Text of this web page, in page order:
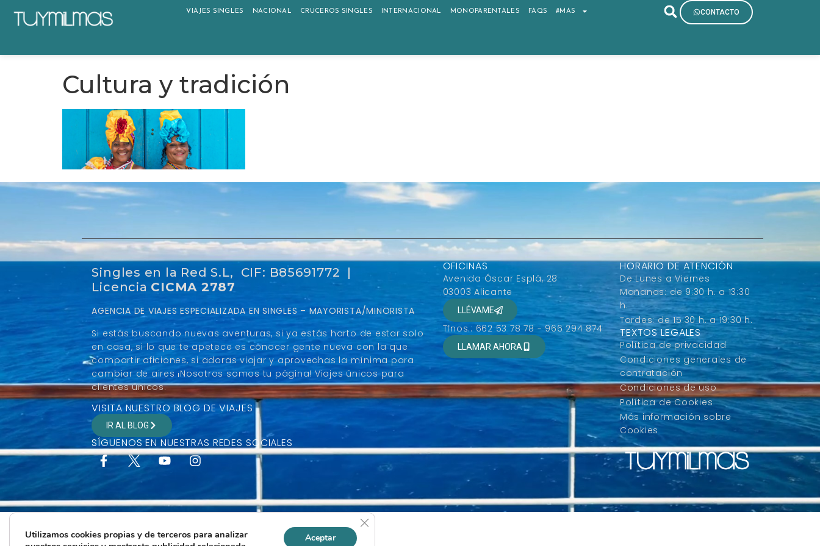
VIAJES SINGLES NACIONAL CRUCEROS SINGLES INTERNACIONAL MONOPARENTALES FAQS #MAS CONTACTO
Cultura y tradición
Singles en la Red S.L, CIF: B85691772 |
Licencia CICMA 2787
AGENCIA DE VIAJES ESPECIALIZADA EN SINGLES – MAYORISTA/MINORISTA
Si estás buscando nuevas aventuras, si ya estás harto de estar solo
en casa, si lo que te apetece es conocer gente nueva con la que
compartir aficiones, si adoras viajar y aprovechas la mínima para
cambiar de aires ¡Nosotros somos tu página! Viajes únicos para
clientes únicos.
VISITA NUESTRO BLOG DE VIAJES
IR AL BLOG
SÍGUENOS EN NUESTRAS REDES SOCIALES
OFICINAS
Avenida Óscar Esplá, 28
03003 Alicante
LLÉVAME
Tfnos.: 662 53 78 78 - 966 294 874
LLAMAR AHORA
HORARIO DE ATENCIÓN
De Lunes a Viernes
Mañanas: de 9:30 h. a 13:30
h.
Tardes: de 15:30 h. a 19:30 h.
TEXTOS LEGALES
Política de privacidad
Condiciones generales de
contratación
Condiciones de uso
Política de Cookies
Más información sobre
Cookies
Utilizamos cookies propias y de terceros para analizar
Aceptar
Cerrar el banner de cookies RGPD